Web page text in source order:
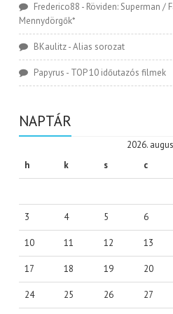
Frederico88 - Röviden: Superman /
Mennydörgők*
BKaulitz-Alias sorozat
Papyrus - TOP 10 időutazós filmek
NAPTÁR
2026.
h
k s c
3 4 5 6
10 11 12 13
17 18 19 20
24 25 26 27